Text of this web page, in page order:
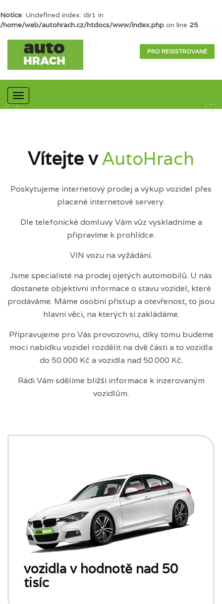
Notice: Undefined index: dir1 in
/home/web/autohrach.cz/htdocs/www/index.php on line 25
PRO REGISTROVANÉ
Mobilní
navigace
Vítejte vAutoHrach
Poskytujeme internetový prodej a výkup vozidel přes
placené internetové servery.
Dle telefonické domluvy Vám vůz vyskladníme a
připravíme k prohlídce.
VIN vozu na vyžádání.
Jsme specialisté na prodej ojetých automobilů. U nás
dostanete objektivní informace o stavu vozidel, které
prodáváme. Máme osobní přístup a otevřenost, to jsou
hlavní věci, na kterých si zakládáme.
Připravujeme pro Vás provozovnu, díky tomu budeme
moci nabídku vozidel rozdělit na dvě části a to vozidla
do 50.000 Kč a vozidla nad 50.000 Kč.
Rádi Vám sdělíme bližší informace k inzerovaným
vozidlům.
vozidla v hodnotě nad 50
tisíc